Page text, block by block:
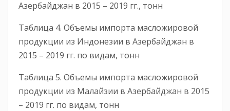
Азербайджан в 2015 – 2019 гг., тонн
Таблица 4. Объемы импорта масложировой
продукции из Индонезии в Азербайджан в
2015 – 2019 гг. по видам, тонн
Таблица 5. Объемы импорта масложировой
продукции из Малайзии в Азербайджан в 2015
– 2019 гг. по видам, тонн